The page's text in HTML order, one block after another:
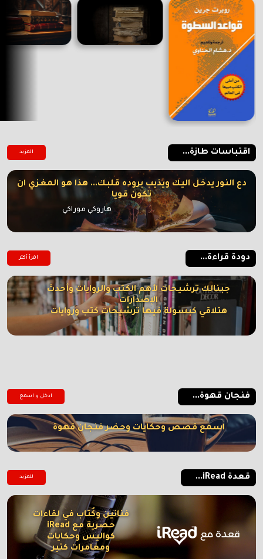
اقتباسات طازة... المزيد
دع النور يدخل اليك ويذيب بروده قلبك... هذا هو المغزي ان
تكون قويا
هاروكي موراكي
دودة قراءة... اقرأ أكتر
جبنالك ترشيحات لأهم الكتب والروايات وأحدث
الإصدارات
هتلاقي كبسولة فيها ترشيحات كتب وروايات
فنجان قهوة... ادخل و اسمع
اسمع قصص وحكايات وحضر فنجان قهوة
قعدة iRead... للمزيد
فنانين وكُتاب في لقاءات
حصرية مع iRead
كواليس وحكايات
ومغامرات كتير